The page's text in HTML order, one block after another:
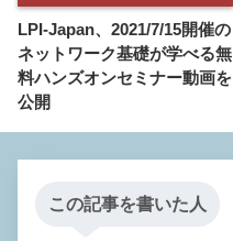
LPI-Japan、2021/7/15開催の
ネットワーク基礎が学べる無
料ハンズオンセミナー動画を
公開
この記事を書いた人